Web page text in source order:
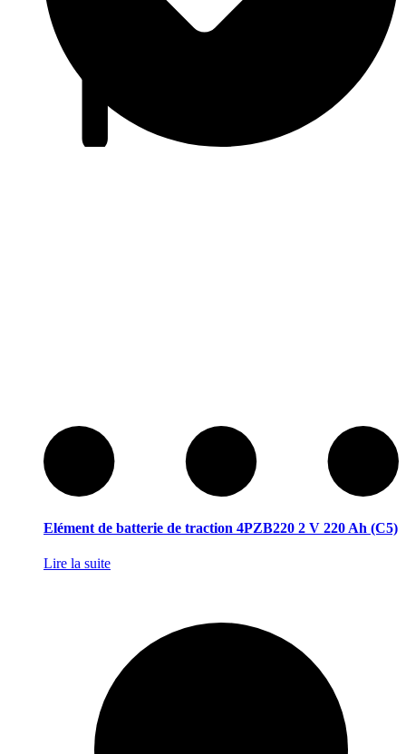
Elément de batterie de traction 4PZB220 2 V 220 Ah (C5)
Lire la suite